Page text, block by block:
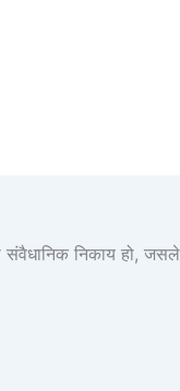
निकाय हो, जसले